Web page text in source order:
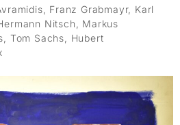
Franz Grabmayr, Karl
Nitsch, Markus
Tom Sachs, Hubert